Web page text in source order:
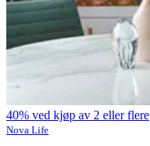
40% ved kjøp av 2 eller flere
Nova Life